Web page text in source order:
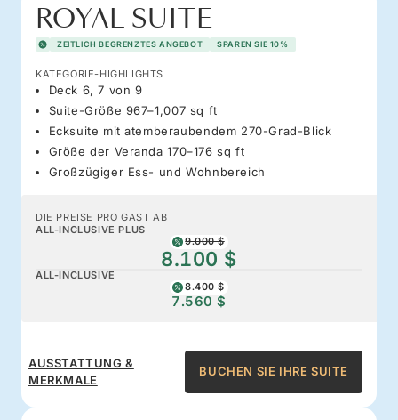
ROYAL SUITE
ZEITLICH BEGRENZTES ANGEBOT SPAREN SIE 10%
KATEGORIE-HIGHLIGHTS
Deck 6, 7 von 9
Suite-Größe 967–1,007 sq ft
Ecksuite mit atemberaubendem 270-Grad-Blick
Größe der Veranda 170–176 sq ft
Großzügiger Ess- und Wohnbereich
DIE PREISE PRO GAST AB
ALL-INCLUSIVE PLUS
9.000 $
8.100 $
ALL-INCLUSIVE
8.400 $
7.560 $
AUSSTATTUNG &
MERKMALE
BUCHEN SIE IHRE SUITE